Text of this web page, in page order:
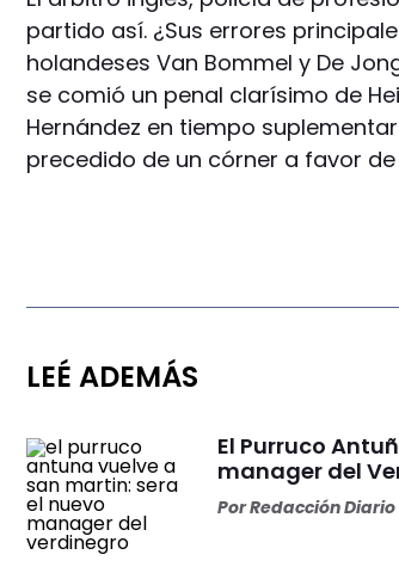
partido así. ¿Sus errores
holandeses Van Bommel y De
se comió un penal clarísimo de
Hernández en tiempo
precedido de un córner a favor
LEÉ ADEMÁS
El Purruco
manager del
PorRedacción